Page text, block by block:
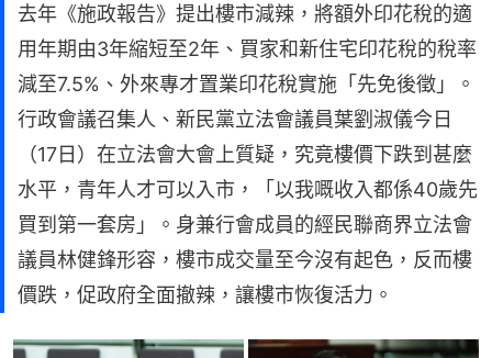
去年《施政報告》提出樓市減辣，將額外印花稅的適
用年期由3年縮短至2年、買家和新住宅印花稅的稅率
減至7.5%、外來專才置業印花稅實施「先免後徵」。
行政會議召集人、新民黨立法會議員葉劉淑儀今日
（17日）在立法會大會上質疑，究竟樓價下跌到甚麼
水平，青年人才可以入市，「以我嘅收入都係40歲先
買到第一套房」。身兼行會成員的經民聯商界立法會
議員林健鋒形容，樓市成交量至今沒有起色，反而樓
價跌，促政府全面撤辣，讓樓市恢復活力。